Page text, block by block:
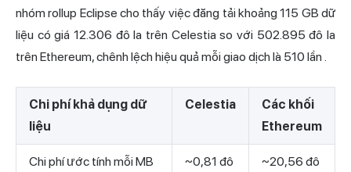
nhóm rollup Eclipse cho thấy việc đăng tải khoảng 115 GB dữ
liệu có giá 12.306 đô la trên Celestia so với 502.895 đô la
trên Ethereum,chênh lệch hiệu quả mỗi giao dịch là 510 lần .
Chi phí khả dụng dữ
liệu
Celestia
Các khối
Ethereum
Chi phí ước tính mỗi MB
~0,81 đô
~20,56 đô